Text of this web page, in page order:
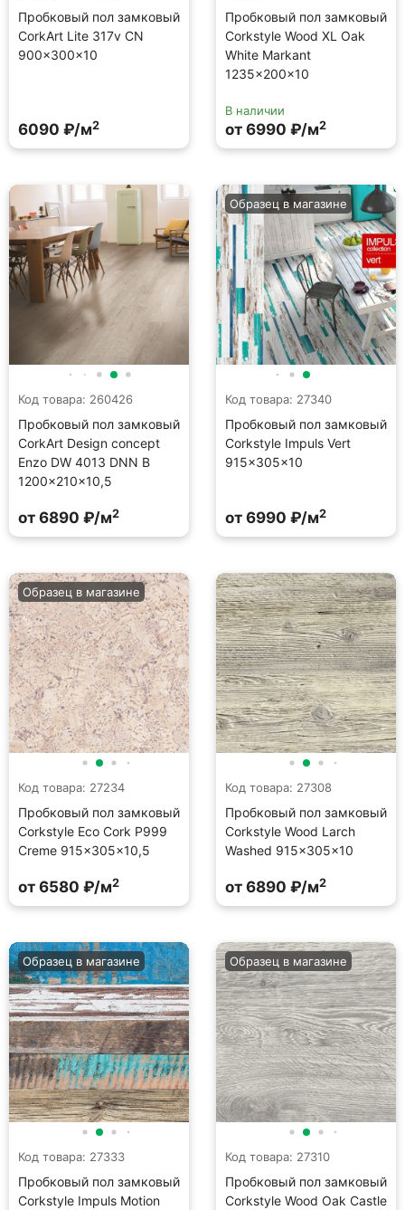
Пробковый пол замковый
CorkArt Lite 317v CN
900×300×10
6090 ₽/м2
Пробковый пол замковый
Corkstyle Wood XL Oak
White Markant
1235×200×10
В наличии
от 6990 ₽/м2
Код товара: 260426
Пробковый пол замковый
CorkArt Design concept
Enzo DW 4013 DNN B
1200×210×10,5
от 6890 ₽/м2
Код товара: 27340
Пробковый пол замковый
Corkstyle Impuls Vert
915×305×10
Образец в магазине
от 6990 ₽/м2
Код товара: 27234
Пробковый пол замковый
Corkstyle Eco Сork P999
Creme 915×305×10,5
Образец в магазине
от 6580 ₽/м2
Код товара: 27308
Пробковый пол замковый
Corkstyle Wood Larch
Washed 915×305×10
от 6890 ₽/м2
Код товара: 27333
Пробковый пол замковый
Corkstyle Impuls Motion
Образец в магазине
Код товара: 27310
Пробковый пол замковый
Corkstyle Wood Oak Castle
Образец в магазине